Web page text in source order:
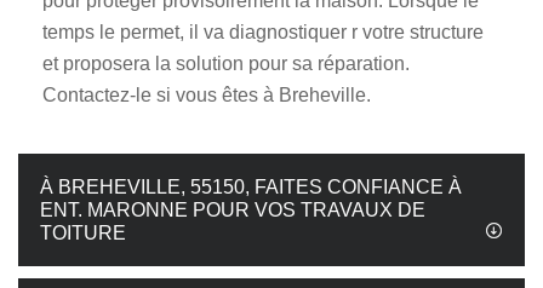
temps le permet, il va diagnostiquer r votre structure
et proposera la solution pour sa réparation.
Contactez-le si vous êtes à Breheville.
À BREHEVILLE, 55150, FAITES CONFIANCE À
ENT. MARONNE POUR VOS TRAVAUX DE
TOITURE